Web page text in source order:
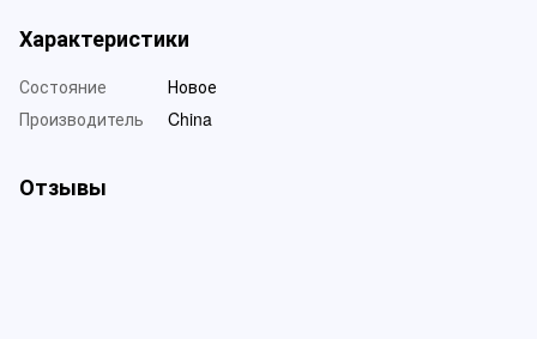
Характеристики
Состояние
Новое
Производитель
China
Отзывы